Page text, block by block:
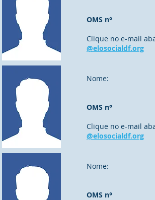
OMS n°
Clique no e-mail
@elosocialdf.org
Nome:
OMS n°
Clique no e-mail
@elosocialdf.org
Nome:
OMS n°